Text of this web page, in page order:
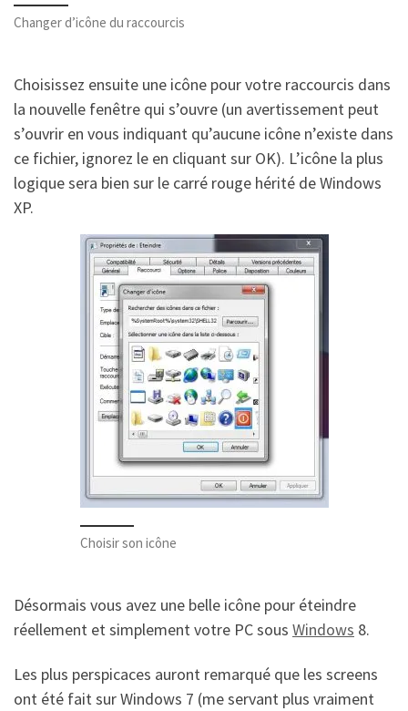
Changer d’icône du raccourcis
Choisissez ensuite une icône pour votre raccourcis dans
la nouvelle fenêtre qui s’ouvre (un avertissement peut
s’ouvrir en vous indiquant qu’aucune icône n’existe dans
ce fichier, ignorez le en cliquant sur OK). L’icône la plus
logique sera bien sur le carré rouge hérité de Windows
XP.
Choisir son icône
Désormais vous avez une belle icône pour éteindre
réellement et simplement votre PC sous Windows 8.
Les plus perspicaces auront remarqué que les screens
ont été fait sur Windows 7 (me servant plus vraiment